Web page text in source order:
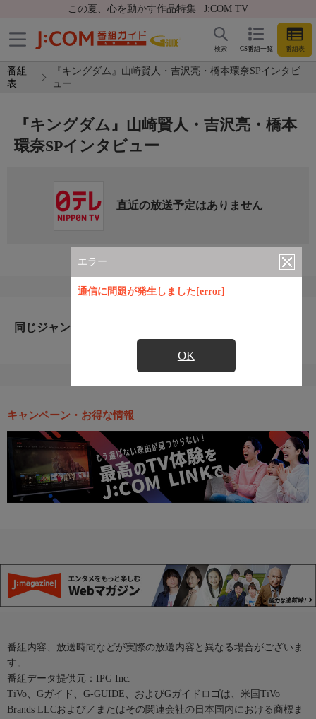
この夏、心を動かす作品特集 | J:COM TV
CS番組一覧 番組表
検索
番組
表
『キングダム』山崎賢人・吉沢亮・橋本環奈SPインタビ
ュー
エラー
通信に問題が発生しました[error]
OK
『キングダム』山崎賢人・吉沢亮・橋本
環奈SPインタビュー
直近の放送予定はありません
同じジャンルのおすすめ番組
キャンペーン・お得な情報
番組内容、放送時間などが実際の放送内容と異なる場合がございま
す。
番組データ提供元：IPG Inc.
TiVo、Gガイド、G-GUIDE、およびGガイドロゴは、米国TiVo
Brands LLCおよび／またはその関連会社の日本国内における商標ま